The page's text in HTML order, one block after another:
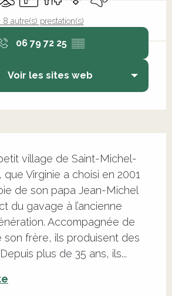
8 autre(s) prestation(s)
06 79 72 25 ▒▒
Voir les sites web
village de Saint-Michel-
Virginie a choisi en 2001
de son papa Jean-Michel
du gavage à l’ancienne
Accompagnée de
son frère, ils produisent des
plus de 35 ans, ils...